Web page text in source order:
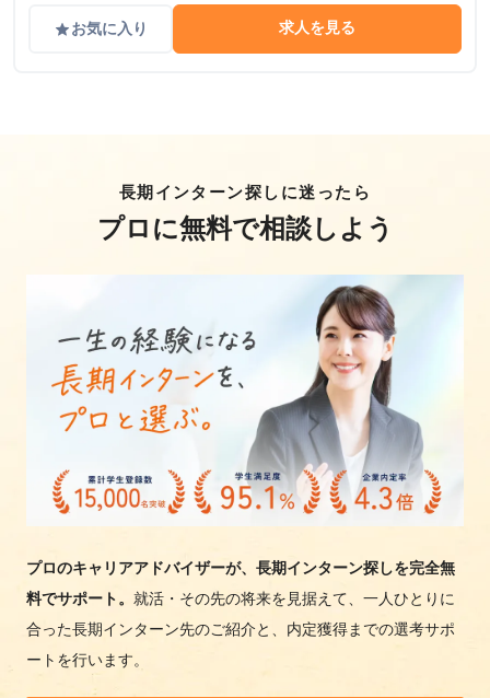
gradeお気に入り 求人を見る
長期インターン探しに迷ったら
プロに無料で相談しよう
プロのキャリアアドバイザーが、長期インターン探しを完全無
料でサポート。 就活・その先の将来を見据えて、一人ひとりに
合った長期インターン先のご紹介と、内定獲得までの選考サポ
ートを行います。